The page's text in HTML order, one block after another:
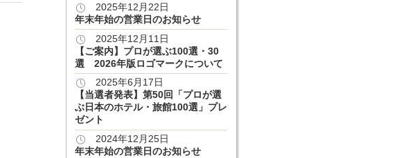
2025年12月22日
年末年始の営業日のお知らせ
2025年12月11日
【ご案内】プロが選ぶ100選・30
選 2026年版ロゴマークについて
2025年6月17日
【当選者発表】第50回「プロが選
ぶ日本のホテル・旅館100選」プレ
ゼント
2024年12月25日
年末年始の営業日のお知らせ